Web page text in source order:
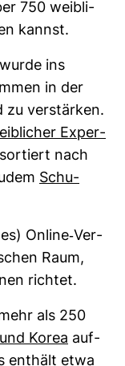
750 weib­li­
kannst.
ins
in der
zu ver­stärken.
Exper­
nach
Schu­
Online-​Ver­
Raum,
richtet.
als 250
Korea auf­
ent­hält etwa